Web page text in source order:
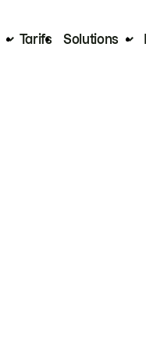
Tarifs Solutions